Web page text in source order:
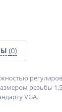
(0)
резьбы
VGA.